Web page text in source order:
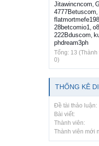
Jitawincncom,
4777Betuscom,
28betcomio1,
222Bduscom,
phdream3ph
Tổng: 13
0)
THỐNG KÊ
Đề tài thảo luận:
Bài viết:
Thành viên:
Thành viên mới